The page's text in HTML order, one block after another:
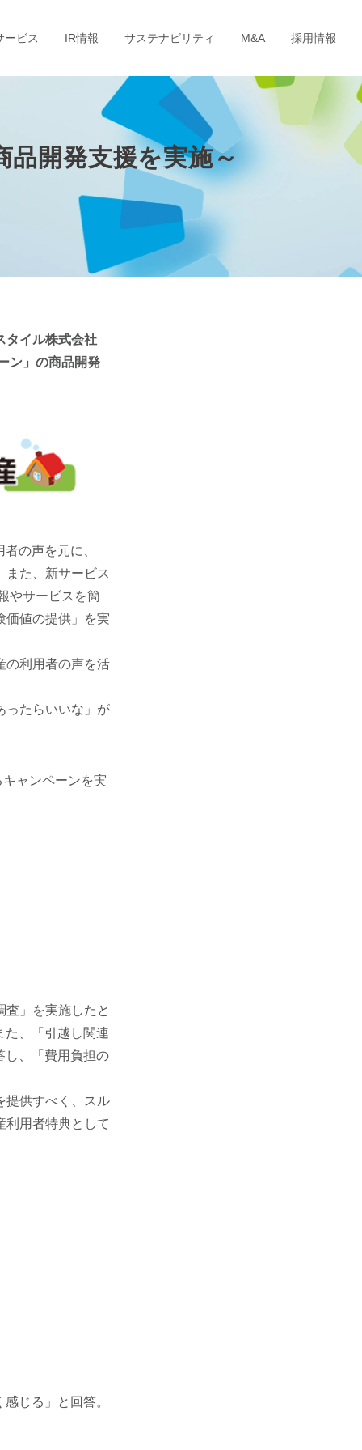
ービス IR情報 サステナビリティ M&A 採用情報
品開発支援を実施～
タイル株式会社
ン」の商品開発
の声を元に、
また、新サービス
やサービスを簡
価値の提供」を実
の利用者の声を活
ったらいいな」が
ャンペーンを実
」を実施したと
た、「引越し関連
し、「費用負担の
提供すべく、スル
利用者特典として
じる」と回答。